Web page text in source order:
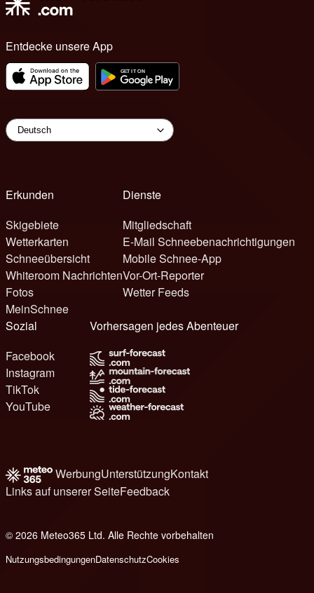
Entdecke unsere App
Erkunden
Skigebiete
Wetterkarten
Schneeübersicht
Whiteroom Nachrichten
Fotos
MeinSchnee
Dienste
Mitgliedschaft
E-Mail Schneebenachrichtigungen
Mobile Schnee-App
Vor-Ort-Reporter
Wetter Feeds
Sozial
Facebook
Instagram
TikTok
YouTube
Vorhersagen jedes Abenteuer
WerbungUnterstützungKontakt
Links auf unserer SeiteFeedback
© 2026 Meteo365 Ltd. Alle Rechte vorbehalten
NutzungsbedingungenDatenschutzCookies